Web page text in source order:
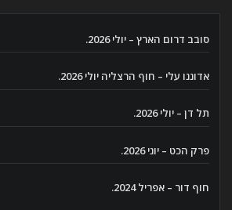
סובב דרום הארץ – יולי 2026.
אדוננו עלי – חוף הרצליה יולי 2026.
תל דן – יולי 2026.
פרק הכט – יוני 2026.
חוף דור – אפריל 2024.